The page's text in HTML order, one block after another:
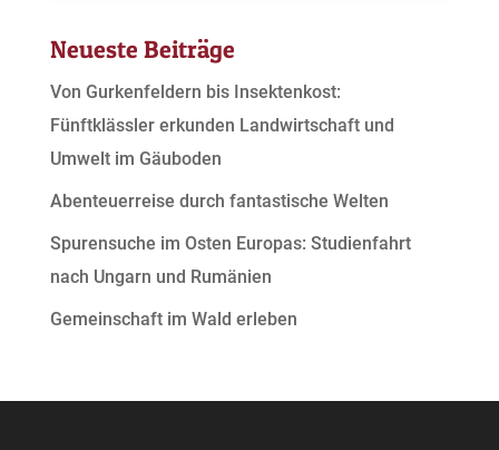
Neueste Beiträge
Von Gurkenfeldern bis Insektenkost:
Fünftklässler erkunden Landwirtschaft und
Umwelt im Gäuboden
Abenteuerreise durch fantastische Welten
Spurensuche im Osten Europas: Studienfahrt
nach Ungarn und Rumänien
Gemeinschaft im Wald erleben